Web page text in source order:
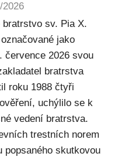
sv. Pia X.
jako
července 2026 svou
bratrstva
roku 1988 čtyři
uchýlilo se k
vedení bratrstva.
trestních norem
popsaného skutkovou